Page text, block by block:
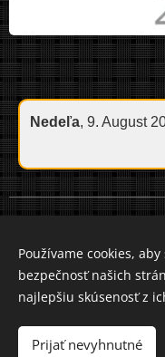
Nedeľa, 9. August
Používame cookies,
bezpečnosť našich
najlepšiu skúsenosť z
Prijať nevyhnutné